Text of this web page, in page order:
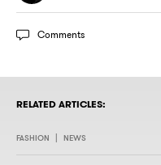
Comments
RELATED ARTICLES:
FASHION | NEWS